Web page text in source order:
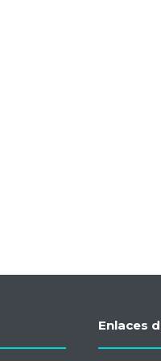
Enlaces